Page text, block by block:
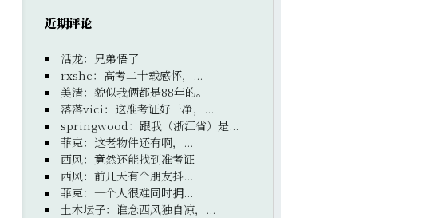
近期评论
活龙： 兄弟悟了
rxshc： 高考二十载感怀，...
美清： 貌似我俩都是88年的。
落落vici ： 这准考证好干净，...
springwood ： 跟我（浙江省）是...
菲克： 这老物件还有啊，...
西风： 竟然还能找到准考证
西风： 前几天有个朋友抖...
菲克： 一个人很难同时拥...
土木坛子： 谁念西风独自凉，...